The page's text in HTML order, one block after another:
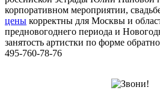
корпоративном мероприятии,
цены корректны для Москвы и
предновогоднего периода и
занятость артистки по форме
495-760-78-76